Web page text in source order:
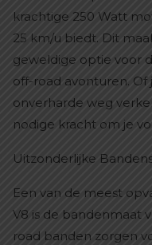
krachtige 250 Watt
25 km/u biedt. Dit
geweldige optie voor
off-road avonturen.
onverharde weg
nodige kracht om je
Uitzonderlijke
Een van de meest
V8 is de bandenmaat
road banden zorgen